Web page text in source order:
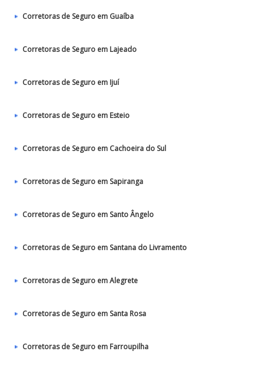
Corretoras de Seguro em Guaíba
Corretoras de Seguro em Lajeado
Corretoras de Seguro em Ijuí
Corretoras de Seguro em Esteio
Corretoras de Seguro em Cachoeira do Sul
Corretoras de Seguro em Sapiranga
Corretoras de Seguro em Santo Ângelo
Corretoras de Seguro em Santana do Livramento
Corretoras de Seguro em Alegrete
Corretoras de Seguro em Santa Rosa
Corretoras de Seguro em Farroupilha